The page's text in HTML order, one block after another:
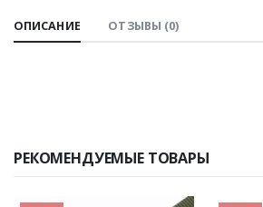
ОПИСАНИЕ ОТЗЫВЫ (0)
РЕКОМЕНДУЕМЫЕ ТОВАРЫ